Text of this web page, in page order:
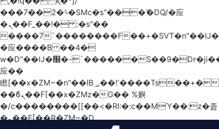
���؝�2��7�SMc�s"���ޭ�DQ/�应
�ܢ��F_��!� :�s"��
����7`��������F
�应����B ��4�
w�D"��IJ�׭�-`������S��9�Dr�ji��EJ߅��gJ�
应��
矁[��x�ZM~�n"��IB؃��!'����Тѕ��+��(m��IK�ʭ�/|
��ϐܢ��F[��x�ZMz�G�� %嬩
�/c��������[[��<�RI:�:c��MΎ��:z�졾
�ܢ��F[��R�ZM~�D